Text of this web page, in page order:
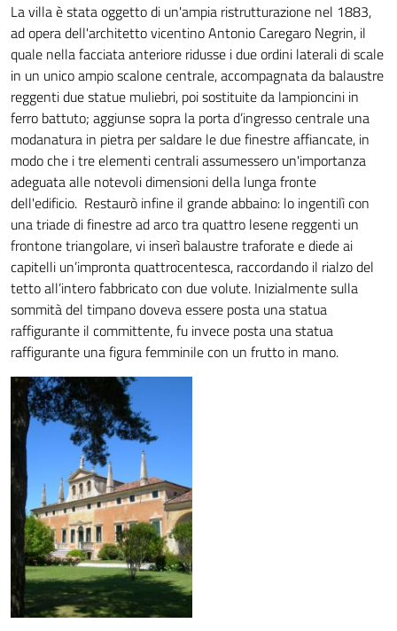
La villa è stata oggetto di un'ampia ristrutturazione nel 1883,
ad opera dell'architetto vicentino Antonio Caregaro Negrin, il
quale nella facciata anteriore ridusse i due ordini laterali di scale
in un unico ampio scalone centrale, accompagnata da balaustre
reggenti due statue muliebri, poi sostituite da lampioncini in
ferro battuto; aggiunse sopra la porta d’ingresso centrale una
modanatura in pietra per saldare le due finestre affiancate, in
modo che i tre elementi centrali assumessero un'importanza
adeguata alle notevoli dimensioni della lunga fronte
dell'edificio. Restaurò infine il grande abbaino: lo ingentilì con
una triade di finestre ad arco tra quattro lesene reggenti un
frontone triangolare, vi inserì balaustre traforate e diede ai
capitelli un’impronta quattrocentesca, raccordando il rialzo del
tetto all’intero fabbricato con due volute. Inizialmente sulla
sommità del timpano doveva essere posta una statua
raffigurante il committente, fu invece posta una statua
raffigurante una figura femminile con un frutto in mano.